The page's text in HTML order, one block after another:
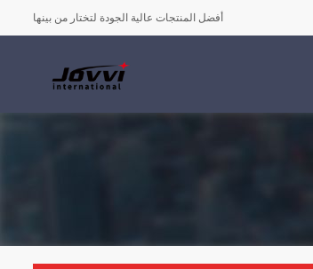
أفضل المنتجات عالية الجودة لتختار من بينها